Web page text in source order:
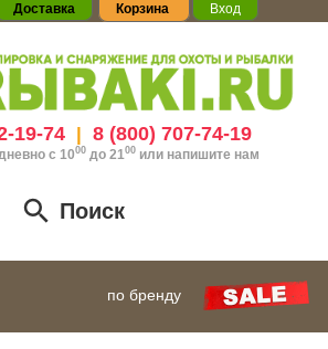
Доставка Корзина Вход
19-74| 8 (800) 707-74-19
с 1000до 21 00 или напишите нам
Поиск
по бренду